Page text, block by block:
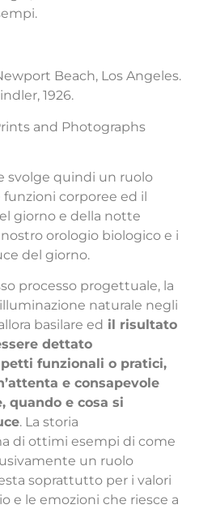
Beach, Los Angeles.
1926.
and Photographs
svolge quindi un ruolo
corporee ed il
giorno e della notte
orologio biologico e i
del giorno.
processo progettuale, la
naturale negli
basilare ed il risultato
dettato
funzionali o pratici,
e consapevole
quando e cosa si
. La storia
di ottimi esempi di come
un ruolo
soprattutto per i valori
e le emozioni che riesce a